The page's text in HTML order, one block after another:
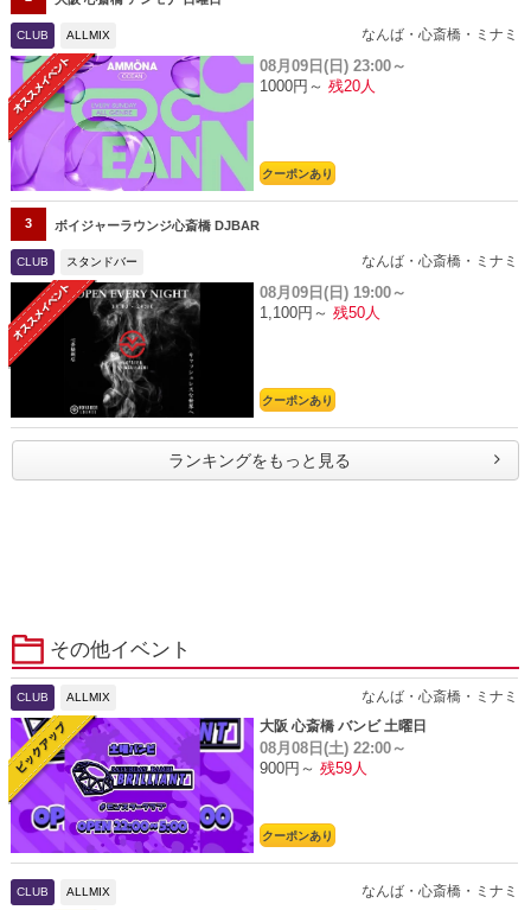
CLUB ALLMIX なんば・心斎橋・ミナミ
08月09日(日) 23:00～
1000円～ 残20人
クーポンあり
3 ボイジャーラウンジ心斎橋 DJBAR
CLUB スタンドバー なんば・心斎橋・ミナミ
08月09日(日) 19:00～
1,100円～ 残50人
クーポンあり
ランキングをもっと見る
その他イベント
CLUB ALLMIX
なんば・心斎橋・ミナミ
大阪 心斎橋 バンビ 土曜日
08月08日(土) 22:00～
900円～ 残59人
クーポンあり
CLUB ALLMIX
なんば・心斎橋・ミナミ